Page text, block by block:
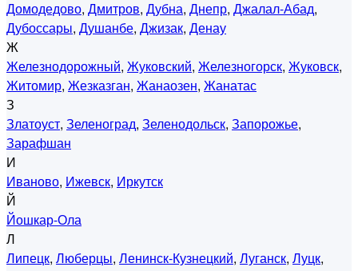
Домодедово, Дмитров, Дубна, Днепр, Джалал-Абад,
Дубоссары, Душанбе, Джизак, Денау
Ж
Железнодорожный, Жуковский, Железногорск, Жуковск,
Житомир, Жезказган, Жанаозен, Жанатас
З
Златоуст, Зеленоград, Зеленодольск, Запорожье,
Зарафшан
И
Иваново, Ижевск, Иркутск
Й
Йошкар-Ола
Л
Липецк, Люберцы, Ленинск-Кузнецкий, Луганск, Луцк,